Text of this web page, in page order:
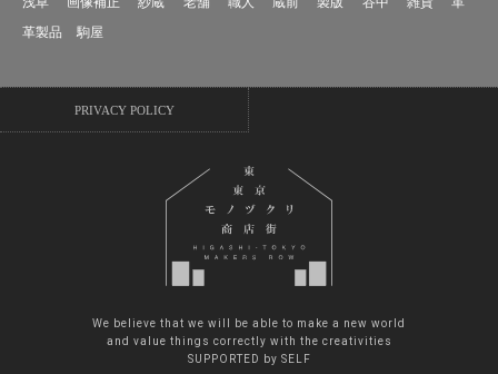
革製品
駒屋
PRIVACY POLICY
We believe that we will be able to make a new world
and value things correctly with the creativities
SUPPORTED by SELF